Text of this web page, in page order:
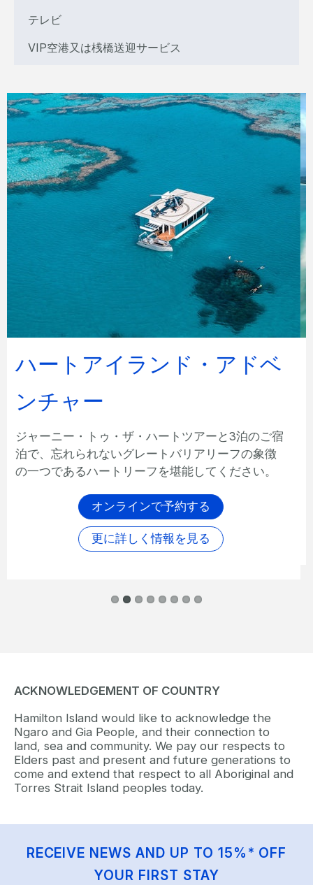
テレビ
VIP空港又は桟橋送迎サービス
ベストオブザウィットサン
デーズ
3泊して、グレートバリアリーフの1日ツアー、世
界的に有名なホワイトヘブンビーチへの半日ツア
ー、ハミルトンアイランド ワイルドライフウィー
オンラインで予約する 詳細はこちら
ACKNOWLEDGEMENT OF COUNTRY
Hamilton Island would like to acknowledge the
Ngaro and Gia People, and their connection to
land, sea and community. We pay our respects to
Elders past and present and future generations to
come and extend that respect to all Aboriginal and
Torres Strait Island peoples today.
RECEIVE NEWS AND UP TO 15%* OFF
YOUR FIRST STAY